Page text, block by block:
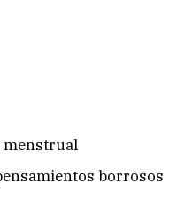
menstrual
borrosos